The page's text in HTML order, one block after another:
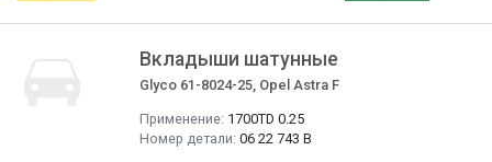
Вкладыши шатунные
Glyco 61-8024-25, Opel Astra F
Применение: 1700TD 0.25
Номер детали: 06 22 743 B